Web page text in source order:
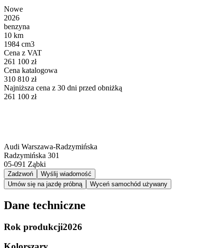
Nowe
2026
benzyna
10 km
1984 cm3
Cena z VAT
261 100 zł
Cena katalogowa
310 810 zł
Najniższa cena z 30 dni przed obniżką
261 100 zł
Audi Warszawa-Radzymińska
Radzymińska 301
05-091 Ząbki
Zadzwoń
Wyślij wiadomość
Umów się na jazdę próbną
Wyceń samochód używany
Dane techniczne
Rok produkcji2026